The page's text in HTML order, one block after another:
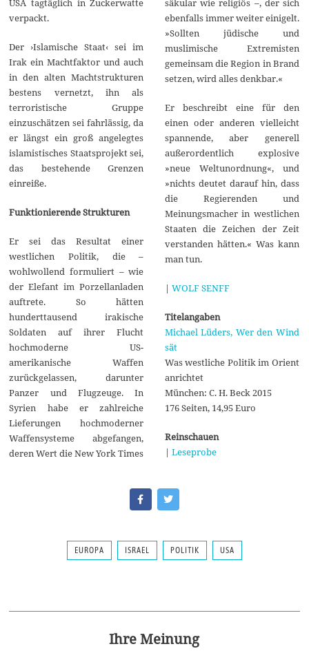
USA tagtäglich in Zuckerwatte
verpackt.
Der ›Islamische Staat‹ sei im
Irak ein Machtfaktor und auch
in den alten Machtstrukturen
bestens vernetzt, ihn als
terroristische Gruppe
einzuschätzen sei fahrlässig, da
er längst ein groß angelegtes
islamistisches Staatsprojekt sei,
das bestehende Grenzen
einreiße.
Funktionierende Strukturen
Er sei das Resultat einer
westlichen Politik, die –
wohlwollend formuliert – wie
der Elefant im Porzellanladen
auftrete. So hätten
hunderttausend irakische
Soldaten auf ihrer Flucht
hochmoderne US-
amerikanische Waffen
zurückgelassen, darunter
Panzer und Flugzeuge. In
Syrien habe er zahlreiche
Lieferungen hochmoderner
Waffensysteme abgefangen,
deren Wert die New York Times
ebenfalls immer weiter einigelt.
»Sollten jüdische und
muslimische Extremisten
gemeinsam die Region in Brand
setzen, wird alles denkbar.«
Er beschreibt eine für den
einen oder anderen vielleicht
spannende, aber generell
außerordentlich explosive
»neue Weltunordnung«, und
»nichts deutet darauf hin, dass
die Regierenden und
Meinungsmacher in westlichen
Staaten die Zeichen der Zeit
verstanden hätten.« Was kann
man tun.
| WOLF SENFF
Titelangaben
Michael Lüders, Wer den Wind
sät
Was westliche Politik im Orient
anrichtet
München: C. H. Beck 2015
176 Seiten, 14,95 Euro
Reinschauen
| Leseprobe
EUROPA ISRAEL POLITIK USA
Ihre Meinung